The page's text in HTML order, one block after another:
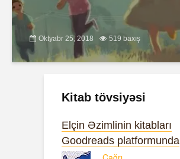
Oktyabr 25, 2018 519 baxış
Kitab tövsiyəsi
Elçin Əzimlinin kitabları
Goodreads platformunda